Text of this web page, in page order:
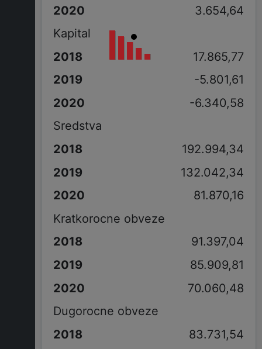
3.654,64
Kapital
17.865,77
-5.801,61
-6.340,58
Sredstva
192.994,34
132.042,34
81.870,16
Kratkorocne obveze
91.397,04
85.909,81
70.060,48
Dugorocne obveze
83.731,54